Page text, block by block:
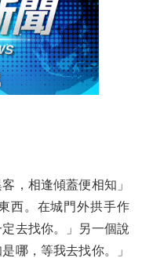
相逢傾蓋便相知」
西。在城門外拱手作
去找你。」另一個說
哪，等我去找你。」